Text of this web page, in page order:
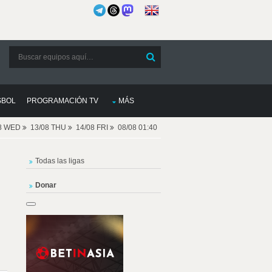
PROGRAMACIÓN TV MÁS
WED 13/08 THU 14/08 FRI 08/08 01:40
Todas las ligas
Donar